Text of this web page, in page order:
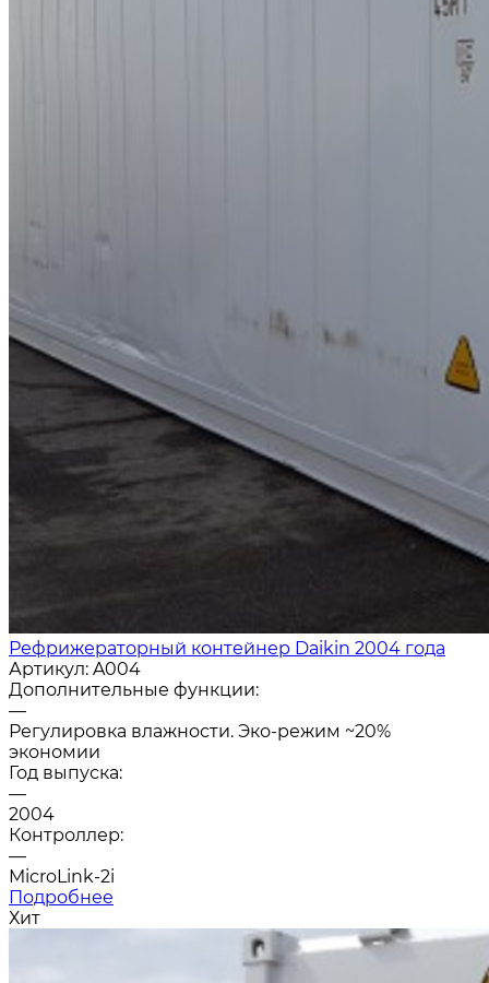
Рефрижераторный контейнер Daikin 2004 года
Артикул: A004
Дополнительные функции:
—
Регулировка влажности. Эко-режим ~20%
экономии
Год выпуска:
—
2004
Контроллер:
—
MicroLink-2i
Подробнее
Хит